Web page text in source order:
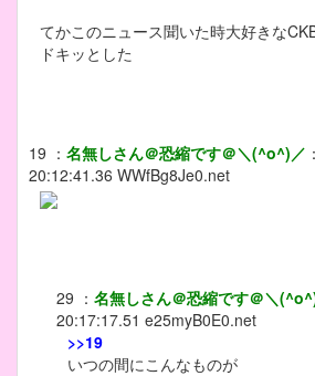
てかこのニュース聞いた時大好きな
ドキッとした
19 ： 名無しさん＠恐縮です＠＼(^o^)／ ：
20:12:41.36 WWfBg8Je0.net
29 ： 名無しさん＠恐縮です＠＼
20:17:17.51 e25myB0E0.net
>>19
いつの間にこんなものが